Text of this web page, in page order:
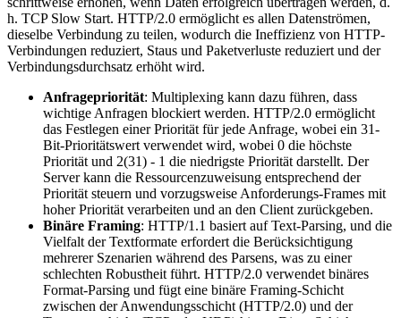
h. TCP Slow Start. HTTP/2.0 ermöglicht es allen Datenströmen,
dieselbe Verbindung zu teilen, wodurch die Ineffizienz von HTTP-
Verbindungen reduziert, Staus und Paketverluste reduziert und der
Verbindungsdurchsatz erhöht wird.
Anfragepriorität: Multiplexing kann dazu führen, dass
wichtige Anfragen blockiert werden. HTTP/2.0 ermöglicht
das Festlegen einer Priorität für jede Anfrage, wobei ein 31-
Bit-Prioritätswert verwendet wird, wobei 0 die höchste
Priorität und 2(31) - 1 die niedrigste Priorität darstellt. Der
Server kann die Ressourcenzuweisung entsprechend der
Priorität steuern und vorzugsweise Anforderungs-Frames mit
hoher Priorität verarbeiten und an den Client zurückgeben.
Binäre Framing: HTTP/1.1 basiert auf Text-Parsing, und die
Vielfalt der Textformate erfordert die Berücksichtigung
mehrerer Szenarien während des Parsens, was zu einer
schlechten Robustheit führt. HTTP/2.0 verwendet binäres
Format-Parsing und fügt eine binäre Framing-Schicht
zwischen der Anwendungsschicht (HTTP/2.0) und der